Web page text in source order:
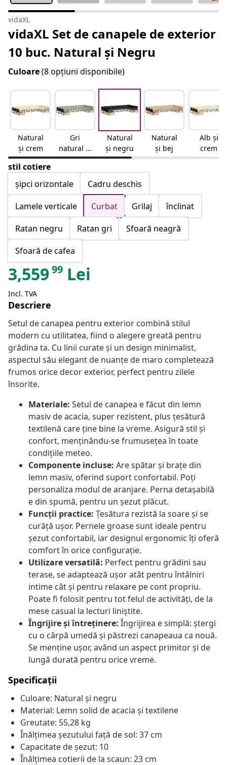
vidaXL
vidaXL Set de canapele de exterior
10 buc. Natural și Negru
Culoare(8 opțiuni disponibile)
Natural
și crem
Gri
natural și
deschis
Natural
și negru
Natural
și bej
Alb și
crem
stil cotiere
șipci orizontale
Cadru deschis
Lamele verticale
Curbat Grilaj
înclinat
Ratan negru
Ratan gri
Sfoară neagră
Sfoară de cafea
3,55999 Lei
Incl. TVA
Descriere
Setul de canapea pentru exterior combină stilul
modern cu utilitatea, fiind o alegere greată pentru
grădina ta. Cu linii curate și un design minimalist,
aspectul său elegant de nuanțe de maro completează
frumos orice decor exterior, perfect pentru zilele
însorite.
Materiale: Setul de canapea e făcut din lemn
masiv de acacia, super rezistent, plus țesătură
textilenă care ține bine la vreme. Asigură stil și
confort, menținându-se frumusețea în toate
condițiile meteo.
Componente incluse: Are spătar și brațe din
lemn masiv, oferind suport confortabil. Poți
personaliza modul de aranjare. Perna detașabilă
e din spumă, pentru un șezut plăcut.
Funcții practice: Țesătura rezistă la soare și se
curăță ușor. Pernele groase sunt ideale pentru
șezut confortabil, iar designul ergonomic îți oferă
comfort în orice configurație.
Utilizare versatilă: Perfect pentru grădini sau
terase, se adaptează ușor atât pentru întâlniri
intime cât și pentru relaxare pe cont propriu.
Poate fi folosit pentru tot felul de activități, de la
mese casual la lecturi liniștite.
Îngrijire și întreținere: Îngrijirea e simplă: ștergi
cu o cârpă umedă și păstrezi canapeaua ca nouă.
Se menține ușor, având un aspect primitor și de
lungă durată pentru orice vreme.
Specificații
Culoare: Natural și negru
Material: Lemn solid de acacia și textilene
Greutate: 55,28 kg
Înălțimea șezutului față de sol: 37 cm
Capacitate de șezut: 10
Înălțimea cotierii de la scaun: 23 cm